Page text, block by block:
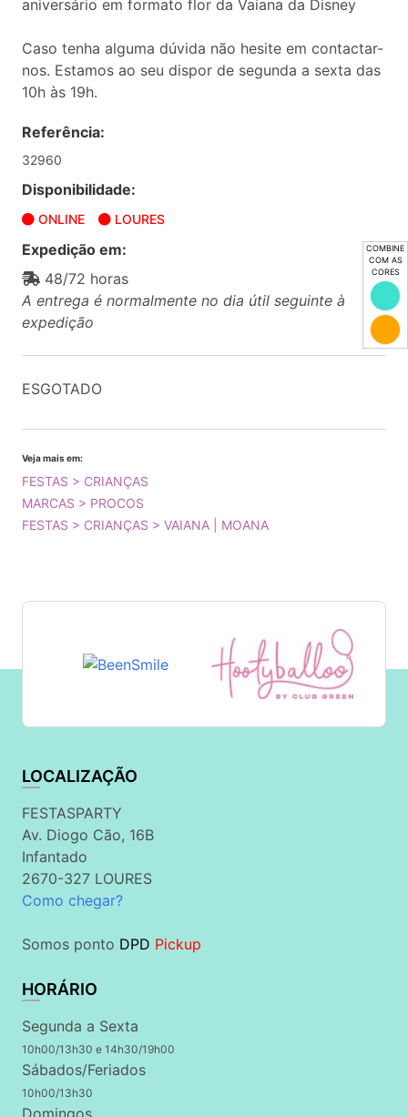
COMBINE
COM AS
CORES
aniversário em formato flor da Vaiana da Disney
Caso tenha alguma dúvida não hesite em contactar-
nos. Estamos ao seu dispor de segunda a sexta das
10h às 19h.
Referência:
32960
Disponibilidade:
ONLINE LOURES
Expedição em:
48/72 horas
A entrega é normalmente no dia útil seguinte à
expedição
ESGOTADO
Veja mais em:
FESTAS > CRIANÇAS
MARCAS > PROCOS
FESTAS > CRIANÇAS > VAIANA | MOANA
LOCALIZAÇÃO
FESTASPARTY
Av. Diogo Cão, 16B
Infantado
2670-327 LOURES
Como chegar?
Somos ponto DPD Pickup
HORÁRIO
Segunda a Sexta
10h00/13h30 e 14h30/19h00
Sábados/Feriados
10h00/13h30
Domingos